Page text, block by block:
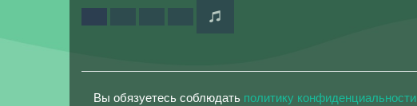
Вы обязуетесь соблюдать политику конфиденциальности